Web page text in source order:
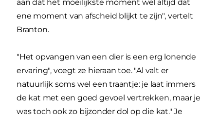
aan dat het moeilijkste moment wel altijd dat
ene moment van afscheid blijkt te zijn", vertelt
Branton.
"Het opvangen van een dier is een erg lonende
ervaring", voegt ze hieraan toe. "Al valt er
natuurlijk soms wel een traantje: je laat immers
de kat met een goed gevoel vertrekken, maar je
was toch ook zo bijzonder dol op die kat." Je